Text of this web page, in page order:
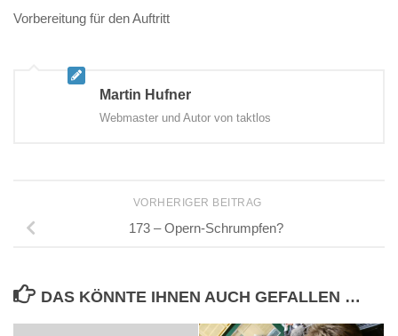
Vorbereitung für den Auftritt
Martin Hufner
Webmaster und Autor von taktlos
VORHERIGER BEITRAG
173 – Opern-Schrumpfen?
DAS KÖNNTE IHNEN AUCH GEFALLEN …